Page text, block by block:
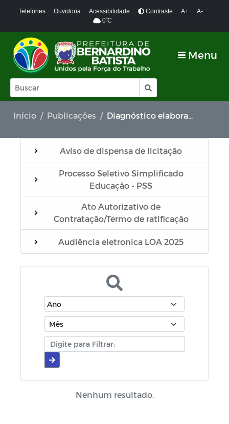
Telefones Ouvidoria Acessibilidade Contraste A+
A-
0ºC
Menu
Início Publicações Diagnóstico elaborado - SIAFIC
Aviso de dispensa de licitação
Processo Seletivo Simplificado
Educação - PSS
Ato Autorizativo de
Contratação/Termo de ratificação
Audiência eletronica LOA 2025
Editais
Manuais
Diário oficial
Cartilhas
Nenhum resultado.